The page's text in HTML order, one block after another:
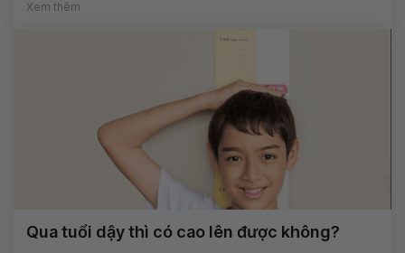
Xem thêm
Qua tuổi dậy thì có cao lên được không?